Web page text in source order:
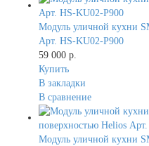
Модуль уличной кухни
Арт. HS-KU02-P900
59 000 р.
Купить
В закладки
В сравнение
Модуль уличной кухни